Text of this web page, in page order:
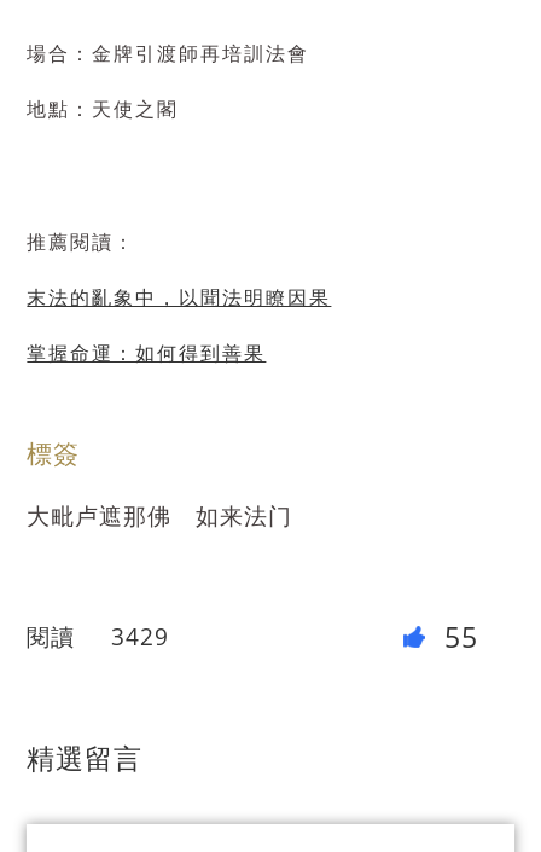
場合：金牌引渡師再培訓法會
地點：天使之閣
推薦閱讀：
末法的亂象中，以聞法明瞭因果
掌握命運：如何得到善果
標簽
大毗卢遮那佛 如来法门
閱讀 3429 55
精選留言